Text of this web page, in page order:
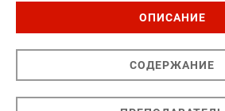
ОПИСАНИЕ
СОДЕРЖАНИЕ